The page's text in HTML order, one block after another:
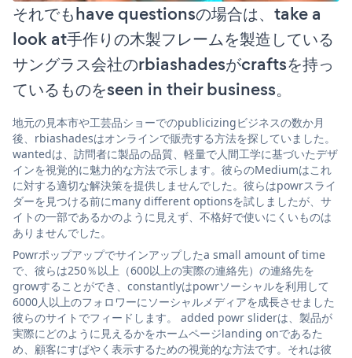
それでもhave questionsの場合は、take a
look at手作りの木製フレームを製造している
サングラス会社のrbiashadesがcraftsを持っ
ているものをseen in their business。
地元の見本市や工芸品ショーでのpublicizingビジネスの数か月
後、rbiashadesはオンラインで販売する方法を探していました。
wantedは、訪問者に製品の品質、軽量で人間工学に基づいたデザ
インを視覚的に魅力的な方法で示します。彼らのMediumはこれ
に対する適切な解決策を提供しませんでした。彼らはpowrスライ
ダーを見つける前にmany different optionsを試しましたが、サ
イトの一部であるかのように見えず、不格好で使いにくいものは
ありませんでした。
Powrポップアップでサインアップしたa small amount of time
で、彼らは250％以上（600以上の実際の連絡先）の連絡先を
growすることができ、constantlyはpowrソーシャルを利用して
6000人以上のフォロワーにソーシャルメディアを成長させました
彼らのサイトでフィードします。 added powr sliderは、製品が
実際にどのように見えるかをホームページlanding onであるた
め、顧客にすばやく表示するための視覚的な方法です。それは彼